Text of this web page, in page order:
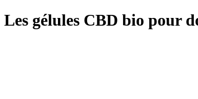
Les gélules CBD bio pour